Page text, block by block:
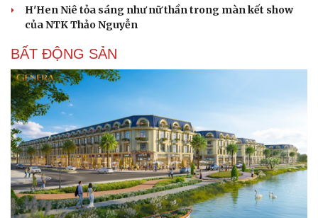
Sản phụ khoa
Nhi khoa
Nam khoa
Làm đẹp - giảm cân
Phòng mạch online
Ăn sạch sống khỏe
Tình yêu - Gia đình
H'Hen Niê tỏa sáng như nữ thần trong màn kết show
của NTK Thảo Nguyễn
BẤT ĐỘNG SẢN